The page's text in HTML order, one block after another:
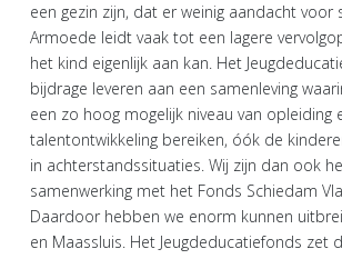
een gezin zijn, dat er weinig aandacht voor
Armoede leidt vaak tot een lagere
het kind eigenlijk aan kan. Het
bijdrage leveren aan een samenleving
een zo hoog mogelijk niveau van opleiding
talentontwikkeling bereiken, óók de
in achterstandssituaties. Wij zijn dan ook
samenwerking met het Fonds Schiedam
Daardoor hebben we enorm kunnen
en Maassluis. Het Jeugdeducatiefonds zet